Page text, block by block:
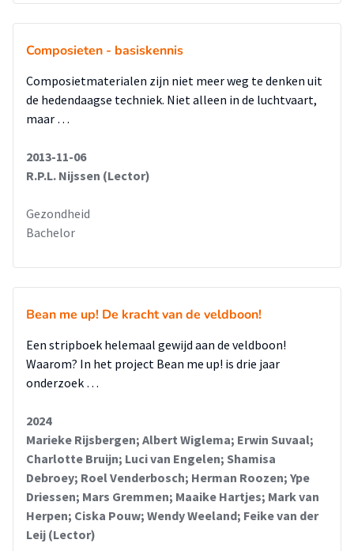
Composieten - basiskennis
Composietmaterialen zijn niet meer weg te denken uit
de hedendaagse techniek. Niet alleen in de luchtvaart,
maar …
2013-11-06
R.P.L. Nijssen (Lector)
Gezondheid
Bachelor
Bean me up! De kracht van de veldboon!
Een stripboek helemaal gewijd aan de veldboon!
Waarom? In het project Bean me up! is drie jaar
onderzoek …
2024
Marieke Rijsbergen; Albert Wiglema; Erwin Suvaal;
Charlotte Bruijn; Luci van Engelen; Shamisa
Debroey; Roel Venderbosch; Herman Roozen; Ype
Driessen; Mars Gremmen; Maaike Hartjes; Mark van
Herpen; Ciska Pouw; Wendy Weeland; Feike van der
Leij (Lector)